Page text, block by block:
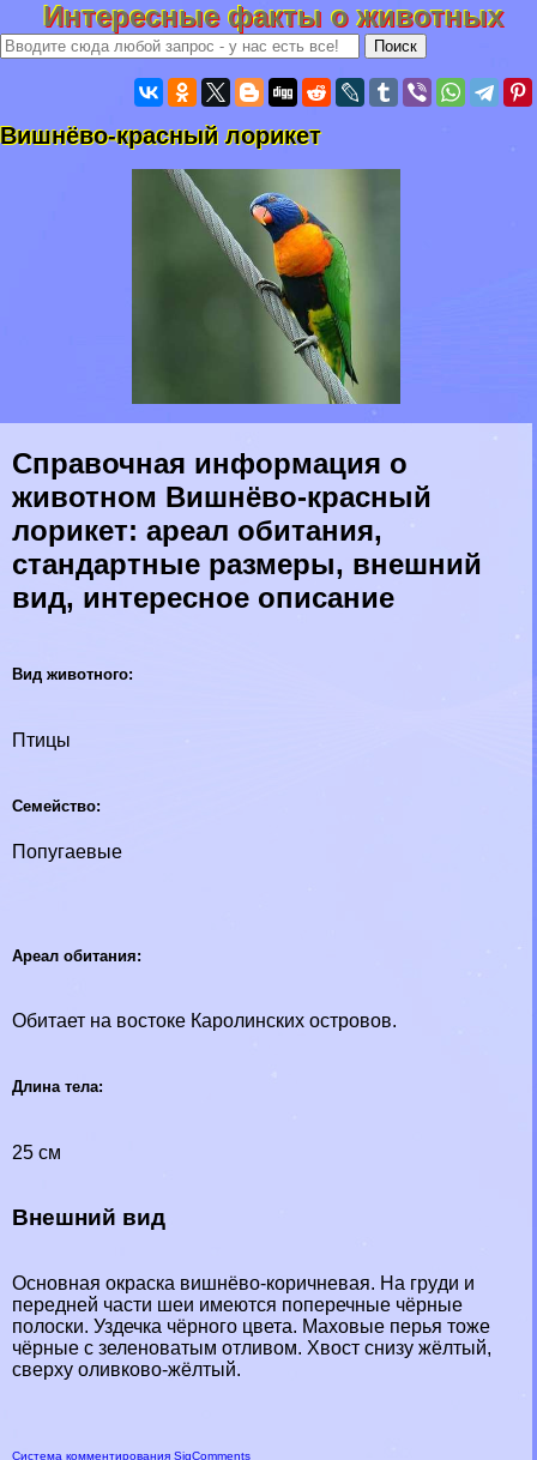
Интересные факты о животных
Вишнёво-красный лорикет
Справочная информация о
животном Вишнёво-красный
лорикет: ареал обитания,
стандартные размеры, внешний
вид, интересное описание
Вид животного:
Птицы
Семейство:
Попугаевые
Ареал обитания:
Обитает на востоке Каролинских островов.
Длина тела:
25 см
Внешний вид
Основная окраска вишнёво-коричневая. На гpyди и
передней части шеи имеются поперечные чёрные
полоски. Уздечка чёрного цвета. Маховые перья тоже
чёрные с зеленоватым отливом. Хвост снизу жёлтый,
сверху оливково-жёлтый.
Система комментирования SigComments